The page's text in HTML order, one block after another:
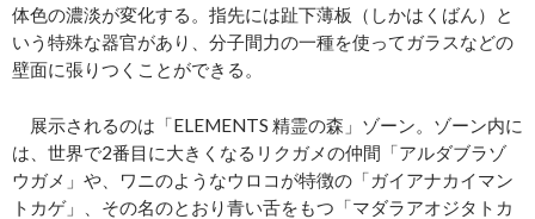
体色の濃淡が変化する。指先には趾下薄板（しかはくばん）と
いう特殊な器官があり、分子間力の一種を使ってガラスなどの
壁面に張りつくことができる。
展示されるのは「ELEMENTS 精霊の森」ゾーン。ゾーン内に
は、世界で2番目に大きくなるリクガメの仲間「アルダブラゾ
ウガメ」や、ワニのようなウロコが特徴の「ガイアナカイマン
トカゲ」、その名のとおり青い舌をもつ「マダラアオジタトカ